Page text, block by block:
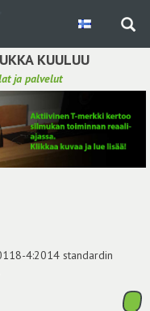
KUULUU
ja palvelut
4:2014 standardin